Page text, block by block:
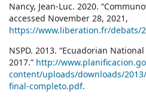
Nancy, Jean-Luc. 2020.
accessed November 28, 2021,
https://www.liberation.fr/debats/2020/
NSPD. 2013. “Ecuadorian
2017.” http://
content/uploads/downloads/
final-completo.pdf.